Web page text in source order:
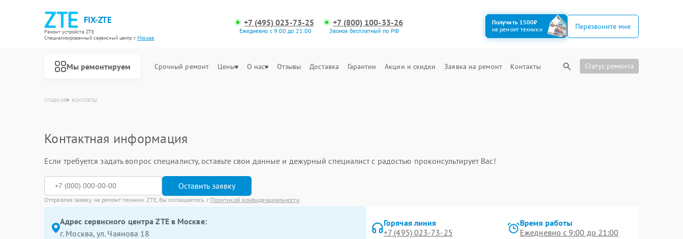
FIX-ZTE
Ремонт устройств ZTE
Специализированный cервисный центр г.Москва
+7 (495) 023-73-25
Ежедневно с 9:00 до 21:00
+7 (800) 100-33-26
Звонок бесплатный по РФ
Получить 1500₽
на ремонт техники
Перезвоните мне
Мы ремонтируем Срочный ремонт Цены О нас Отзывы Доставка Гарантии Акции и скидки Заявка на ремонт Контакты Статус ремонта
главная контакты
Контактная информация
Если требуется задать вопрос специалисту, оставьте свои данные и дежурный специалист с радостью проконсультирует Вас!
Оставить заявку
Отправляя заявку на ремонт техники ZTE, Вы соглашаетесь с Политикой конфиденциальности
Адрес сервисного центра ZTE в Москве:
г. Москва, ул. Чаянова 18
Горячая линия
+7 (495) 023-73-25
Время работы
Ежедневно с 9:00 до 21:00